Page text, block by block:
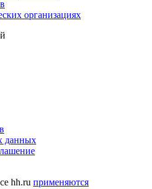
организациях
данных
hh.ru применяются